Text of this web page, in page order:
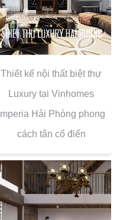
Thiết kế nội thất biệt thự
Luxury tại Vinhomes
Imperia Hải Phòng phong
cách tân cổ điển